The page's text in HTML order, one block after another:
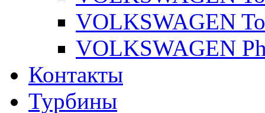
VOLKSWAGEN
VOLKSWAGEN
Контакты
Турбины